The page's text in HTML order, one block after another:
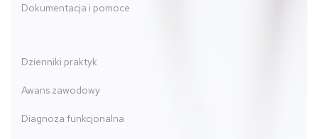
Dokumentacja i pomoce
Dzienniki praktyk
Awans zawodowy
Diagnoza funkcjonalna